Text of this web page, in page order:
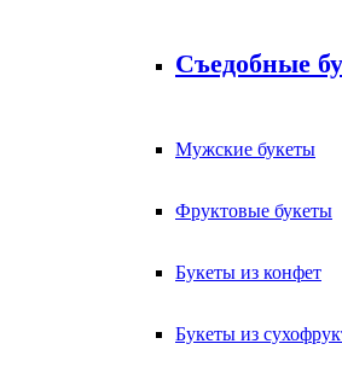
Съедобные
Мужские букеты
Фруктовые букеты
Букеты из конфет
Букеты из